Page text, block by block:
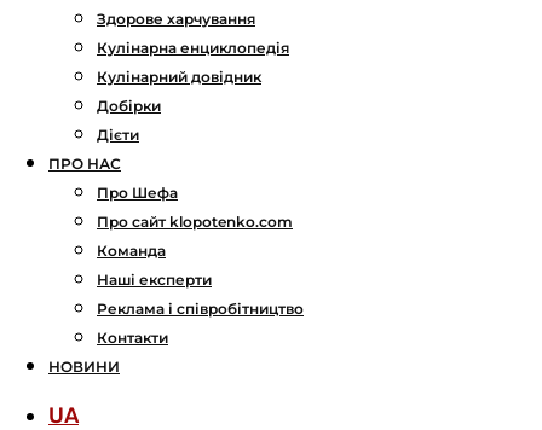
Здорове харчування
Кулінарна енциклопедія
Кулінарний довідник
Добірки
Дієти
ПРО НАС
Про Шефа
Про сайт klopotenko.com
Команда
Наші експерти
Реклама і співробітництво
Контакти
НОВИНИ
UA